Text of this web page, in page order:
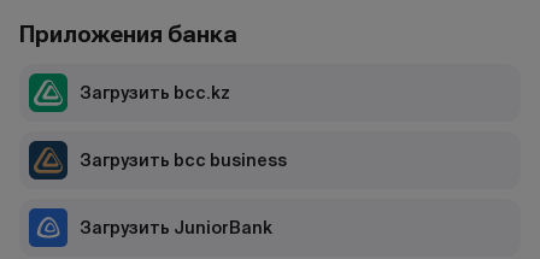
Приложения банка
Загрузить bcc.kz
Загрузить bcc business
Загрузить JuniorBank